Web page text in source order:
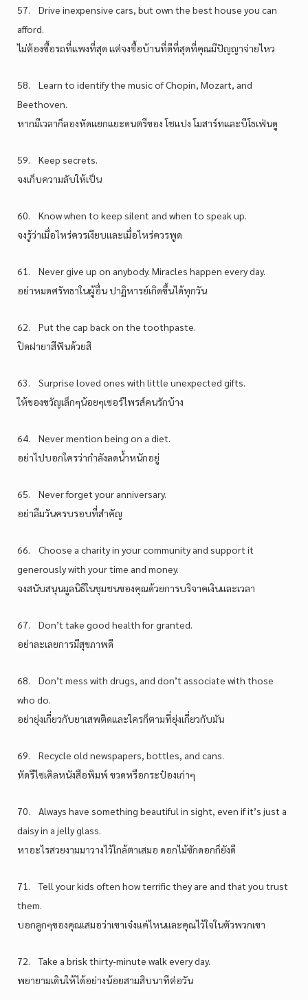
57. Drive inexpensive cars, but own the best house you can
afford.
ไม่ต้องซื้อรถที่แพงที่สุด แต่จงซื้อบ้านที่ดีที่สุดที่คุณมีปัญญาจ่ายไหว
58. Learn to identify the music of Chopin, Mozart, and
Beethoven.
หากมีเวลาก็ลองหัดแยกแยะดนตรีของ โชแปง โมสาร์ทและบีโธเฟ่นดู
59. Keep secrets.
จงเก็บความลับให้เป็น
60. Know when to keep silent and when to speak up.
จงรู้ว่าเมื่อไหร่ควรเงียบและเมื่อไหร่ควรพูด
61. Never give up on anybody. Miracles happen every day.
อย่าหมดศรัทธาในผู้อื่น ปาฏิหารย์เกิดขึ้นได้ทุกวัน
62. Put the cap back on the toothpaste.
ปิดฝายาสีฟันด้วยสิ
63. Surprise loved ones with little unexpected gifts.
ให้ของขวัญเล็กๆน้อยๆเซอร์ไพรส์คนรักบ้าง
64. Never mention being on a diet.
อย่าไปบอกใครว่ากำลังลดน้ำหนักอยู่
65. Never forget your anniversary.
อย่าลืมวันครบรอบที่สำคัญ
66. Choose a charity in your community and support it
generously with your time and money.
จงสนับสนุนมูลนิธิในชุมชนของคุณด้วยการบริจาคเงินและเวลา
67. Don’t take good health for granted.
อย่าละเลยการมีสุขภาพดี
68. Don’t mess with drugs, and don’t associate with those
who do.
อย่ายุ่งเกี่ยวกับยาเสพติดและใครก็ตามที่ยุ่งเกี่ยวกับมัน
69. Recycle old newspapers, bottles, and cans.
หัดรีไซเคิลหนังสือพิมพ์ ขวดหรือกระป๋องเก่าๆ
70. Always have something beautiful in sight, even if it’s just a
daisy in a jelly glass.
หาอะไรสวยงามมาวางไว้ใกล้ตาเสมอ ดอกไม้ซักดอกก็ยังดี
71. Tell your kids often how terrific they are and that you trust
them.
บอกลูกๆของคุณเสมอว่าเขาเจ๋งแค่ไหนและคุณไว้ใจในตัวพวกเขา
72. Take a brisk thirty-minute walk every day.
พยายามเดินให้ได้อย่างน้อยสามสิบนาทีต่อวัน